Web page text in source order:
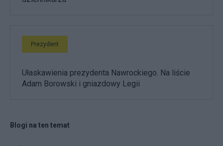
Prezydent
Ułaskawienia prezydenta Nawrockiego. Na liście
Adam Borowski i gniazdowy Legii
Blogi na ten temat